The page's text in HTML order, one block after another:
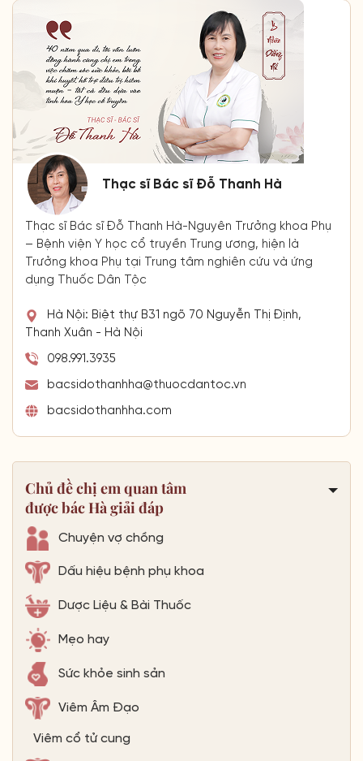
Thạc sĩ Bác sĩ Đỗ Thanh Hà
Thạc sĩ Bác sĩ Đỗ Thanh Hà-Nguyên Trưởng khoa Phụ
– Bệnh viện Y học cổ truyền Trung ương, hiện là
Trưởng khoa Phụ tại Trung tâm nghiên cứu và ứng
dụng Thuốc Dân Tộc
Hà Nội: Biệt thự B31 ngõ 70 Nguyễn Thị Định,
Thanh Xuân - Hà Nội
098.991.3935
bacsidothanhha@thuocdantoc.vn
bacsidothanhha.com
Chủ đề chị em quan tâm
được bác Hà giải đáp
Chuyện vợ chồng
Dấu hiệu bệnh phụ khoa
Dược Liệu & Bài Thuốc
Mẹo hay
Sức khỏe sinh sản
Viêm Âm Đạo
Viêm cổ tử cung